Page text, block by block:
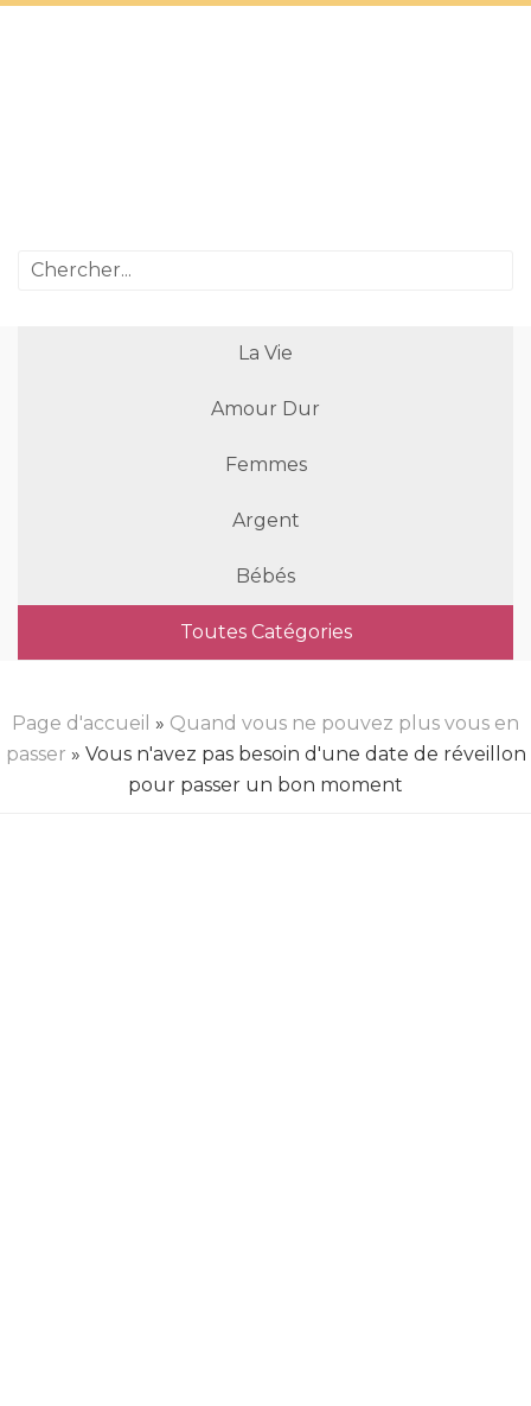
La Vie
Amour Dur
Femmes
Argent
Bébés
Toutes Catégories
Page d'accueil » Quand vous ne pouvez plus vous en
passer » Vous n'avez pas besoin d'une date de réveillon
pour passer un bon moment